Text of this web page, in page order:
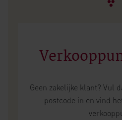
Geen zakelijke klant? Vul
postcode in en vind